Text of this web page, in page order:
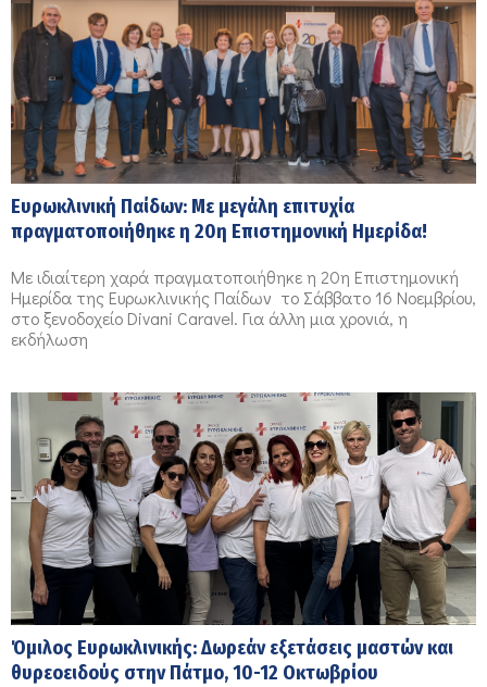
Ευρωκλινική Παίδων: Με μεγάλη επιτυχία
πραγματοποιήθηκε η 20η Επιστημονική Ημερίδα!
Με ιδιαίτερη χαρά πραγματοποιήθηκε η 20η Επιστημονική
Ημερίδα της Ευρωκλινικής Παίδων το Σάββατο 16 Νοεμβρίου,
στο ξενοδοχείο Divani Caravel. Για άλλη μια χρονιά, η
εκδήλωση
Όμιλος Ευρωκλινικής: Δωρεάν εξετάσεις μαστών και
θυρεοειδούς στην Πάτμο, 10-12 Οκτωβρίου